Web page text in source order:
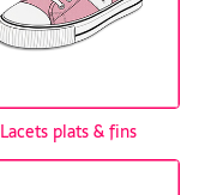
Lacets plats & fins